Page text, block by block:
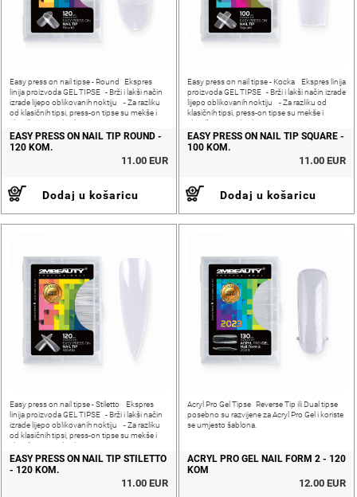
Easy press on nail tipse - Round Ekspres
linija proizvoda GEL TIPSE - Brži i lakši način
izrade lijepo oblikovanih noktiju - Za razliku
od klasičnih tipsi, press-on tipse su mekše i
elastičnije - Za ljepljenje tipsi
EASY PRESS ON NAIL TIP ROUND -
120 KOM.
11.00 EUR
Dodaj u košaricu
Easy press on nail tipse - Kocka Ekspres linija
proizvoda GEL TIPSE - Brži i lakši način izrade
lijepo oblikovanih noktiju - Za razliku od
klasičnih tipsi, press-on tipse su mekše i
elastičnije - Za ljepljenje tipsi
EASY PRESS ON NAIL TIP SQUARE -
100 KOM.
11.00 EUR
Dodaj u košaricu
Easy press on nail tipse - Stiletto Ekspres
linija proizvoda GEL TIPSE - Brži i lakši način
izrade lijepo oblikovanih noktiju - Za razliku
od klasičnih tipsi, press-on tipse su mekše i
elastičnije - Za ljepljenje
EASY PRESS ON NAIL TIP STILETTO
- 120 KOM.
11.00 EUR
Acryl Pro Gel Tipse Reverse Tip ili Dual tipse
posebno su razvijene za Acryl Pro Gel i koriste
se umjesto šablona.
ACRYL PRO GEL NAIL FORM 2 - 120
KOM
12.00 EUR